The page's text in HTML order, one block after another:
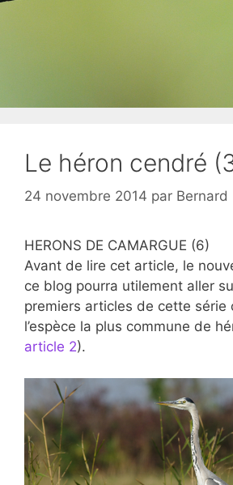
Le héron cendré
24 novembre 2014 par Bernard
HERONS DE CAMARGUE (6)
Avant de lire cet article, le
ce blog pourra utilement aller
premiers articles de cette série
l’espèce la plus commune de
article 2).